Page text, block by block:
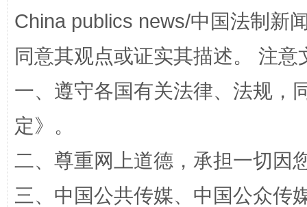
全民健身五年计划来了！等你上场
China publics news/中国法制新
同意其观点或证实其描述。 注
一、遵守各国有关法律、法规，
定》。
二、尊重网上道德，承担一切因
三、中国公共传媒、中国公众传